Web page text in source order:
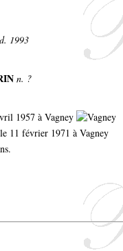
1993
n. ?
1957 à Vagney
11 février 1971 à Vagney